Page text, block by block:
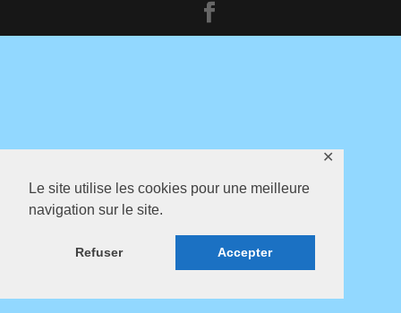
Le site utilise les cookies pour une meilleure
navigation sur le site.
Refuser Accepter
✕